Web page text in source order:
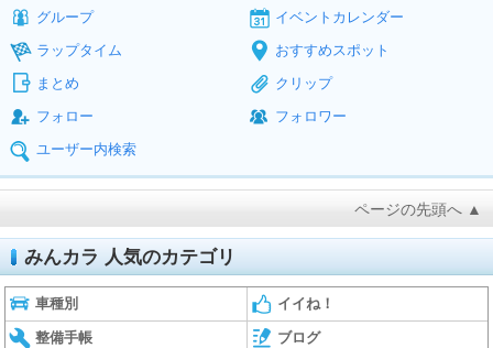
グループ
イベントカレンダー
ラップタイム
おすすめスポット
まとめ
クリップ
フォロー
フォロワー
ユーザー内検索
ページの先頭へ ▲
みんカラ 人気のカテゴリ
車種別 イイね！
整備手帳 ブログ